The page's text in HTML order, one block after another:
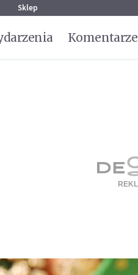
Sklep
Komentarze